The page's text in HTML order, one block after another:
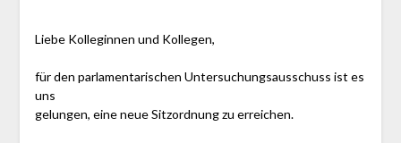
Liebe Kolleginnen und Kollegen,
für den parlamentarischen Untersuchungsausschuss ist es
uns
gelungen, eine neue Sitzordnung zu erreichen.